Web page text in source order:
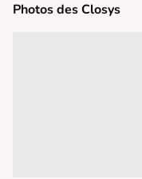
Photos des Closys